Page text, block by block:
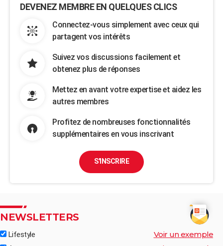
DEVENEZ MEMBRE EN QUELQUES CLICS
Connectez-vous simplement avec ceux qui
partagent vos intérêts
Suivez vos discussions facilement et
obtenez plus de réponses
Mettez en avant votre expertise et aidez les
autres membres
Profitez de nombreuses fonctionnalités
supplémentaires en vous inscrivant
S'INSCRIRE
NEWSLETTERS
Lifestyle Voir un exemple